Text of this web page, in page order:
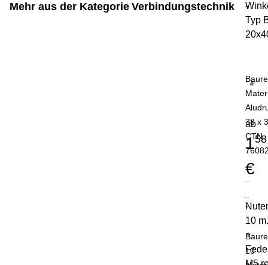
Mehr aus der Kategorie Verbindungstechnik
Typ
-
38 x
CTN
ab
158
€
10
+
-
10